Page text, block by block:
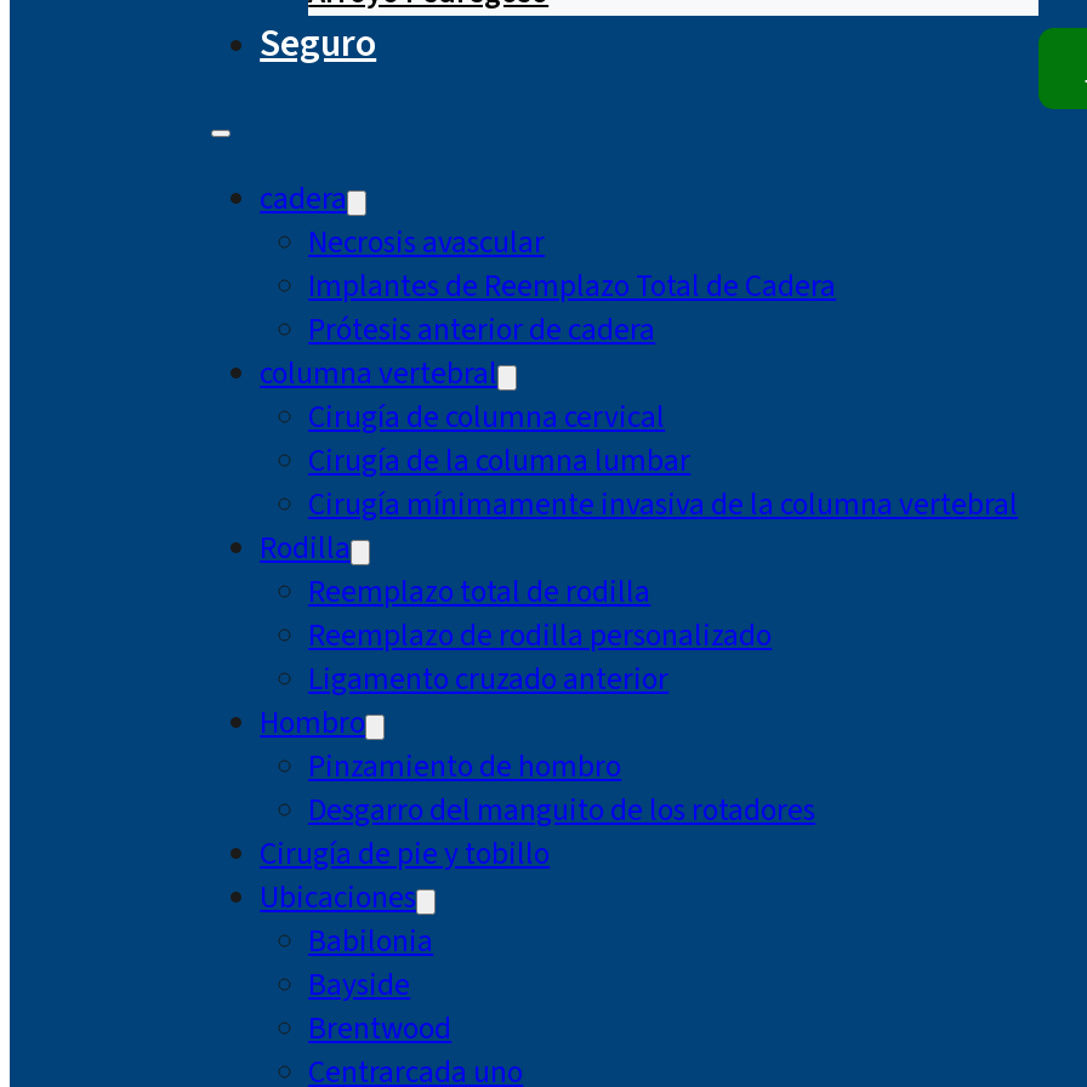
Seguro
cadera
Necrosis avascular
Implantes de Reemplazo Total de Cadera
Prótesis anterior de cadera
columna vertebral
Cirugía de columna cervical
Cirugía de la columna lumbar
Cirugía mínimamente invasiva de la columna vertebral
Rodilla
Reemplazo total de rodilla
Reemplazo de rodilla personalizado
Ligamento cruzado anterior
Hombro
Pinzamiento de hombro
Desgarro del manguito de los rotadores
Cirugía de pie y tobillo
Ubicaciones
Babilonia
Bayside
Brentwood
Centrarcada uno